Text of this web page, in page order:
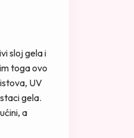
sloj gela i
toga ovo
UV
gela.
a